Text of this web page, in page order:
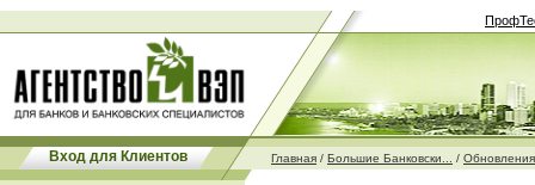
Вход для Клиентов Главная / Большие Банковски... /